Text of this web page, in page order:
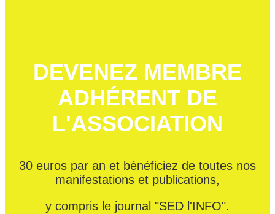
DEVENEZ MEMBRE
ADHÉRENT DE
L'ASSOCIATION
30 euros par an et bénéficiez de toutes nos
manifestations et publications,
y compris le journal "SED l'INFO".